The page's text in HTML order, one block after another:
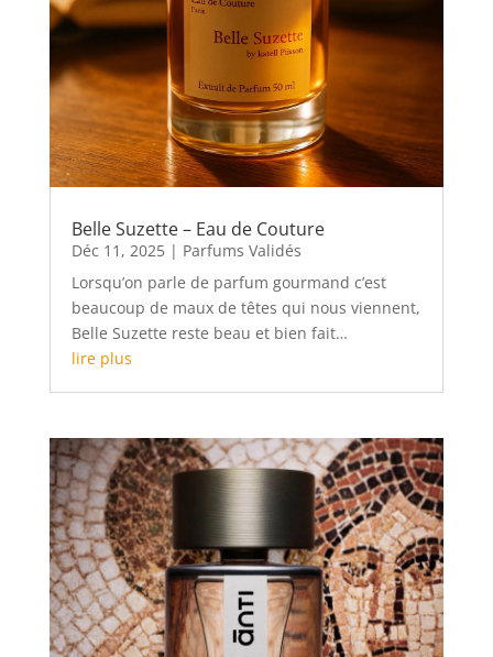
Belle Suzette – Eau de Couture
Déc 11, 2025| Parfums Validés
Lorsqu’on parle de parfum gourmand c’est
beaucoup de maux de têtes qui nous viennent,
Belle Suzette reste beau et bien fait…
lire plus